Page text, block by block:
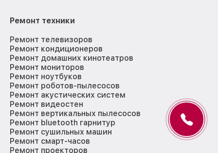
Ремонт техники
Ремонт телевизоров
Ремонт кондиционеров
Ремонт домашних кинотеатров
Ремонт мониторов
Ремонт ноутбуков
Ремонт роботов-пылесосов
Ремонт акустических систем
Ремонт видеостен
Ремонт вертикальных пылесосов
Ремонт bluetooth гарнитур
Ремонт сушильных машин
Ремонт смарт-часов
Ремонт проекторов